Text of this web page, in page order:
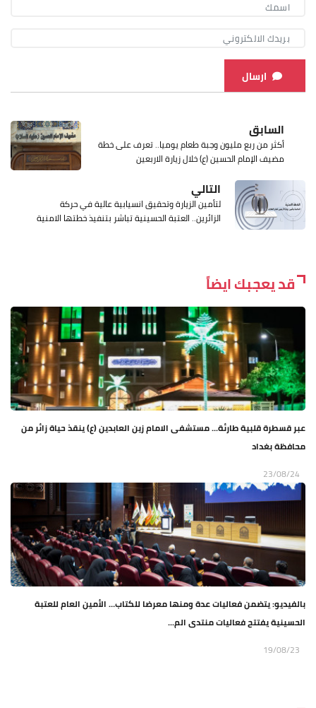
ارسال
السابق
أكثر من ربع مليون وجبة طعام يوميا.. تعرف على خطة
مضيف الإمام الحسين (ع) خلال زيارة الاربعين
التالي
لتأمين الزيارة وتحقيق انسيابية عالية في حركة
الزائرين.. العتبة الحسينية تباشر بتنفيذ خطتها الامنية
قد يعجبك ايضاً
عبر قسطرة قلبية طارئة... مستشفى الامام زين العابدين (ع) ينقذ حياة زائر من
محافظة بغداد
23/08/24
بالفيديو: يتضمن فعاليات عدة ومنها معرضا للكتاب… الأمين العام للعتبة
الحسينية يفتتح فعاليات منتدى الم...
19/08/23